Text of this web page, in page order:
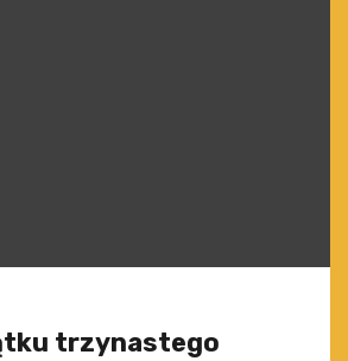
trzynastego